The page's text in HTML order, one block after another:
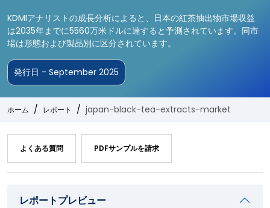
KDMIアナリストの成長分析によると、日本の紅茶抽出物市場収益
は2035年までに5560万米ドルに達すると予測されています。同市
場は形態および製品別に区分されています。
発行日 - September 2025
ホーム レポート japan-black-tea-extracts-market
よくある質問 PDFサンプルを請求
レポートプレビュー